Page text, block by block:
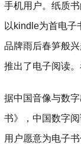
手机用户。纸质
以kindle为首电子
品牌雨后春笋般
推出了电子阅读
据中国音像与数
书》，中国数字
用户愿意为电子书